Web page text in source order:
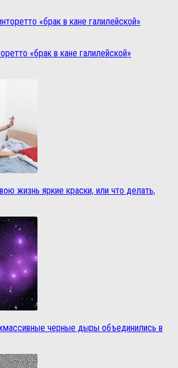
«брак в кане галилейской»
жизнь яркие краски, или что делать,
черные дыры объединились в